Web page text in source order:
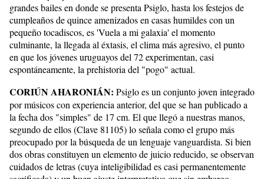
grandes bailes en donde se presenta Psiglo, hasta los festejos de
cumpleaños de quince amenizados en casas humildes con un
pequeño tocadiscos, es 'Vuela a mi galaxia' el momento
culminante, la llegada al éxtasis, el clima más agresivo, el punto
en que los jóvenes uruguayos del 72 experimentan, casi
espontáneamente, la prehistoria del "pogo" actual.
CORIÚN AHARONIÁN: Psiglo es un conjunto joven integrado
por músicos con experiencia anterior, del que se han publicado a
la fecha dos "simples" de 17 cm. El que llegó a nuestras manos,
segundo de ellos (Clave 81105) lo señala como el grupo más
preocupado por la búsqueda de un lenguaje vanguardista. Si bien
dos obras constituyen un elemento de juicio reducido, se observan
cuidados de letras (cuya inteligibilidad es casi permanentemente